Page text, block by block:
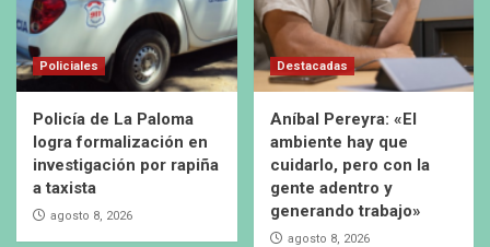
Policiales
Policía de La Paloma
logra formalización en
investigación por rapiña
a taxista
agosto 8, 2026
Destacadas
Aníbal Pereyra: «El
ambiente hay que
cuidarlo, pero con la
gente adentro y
generando trabajo»
agosto 8, 2026